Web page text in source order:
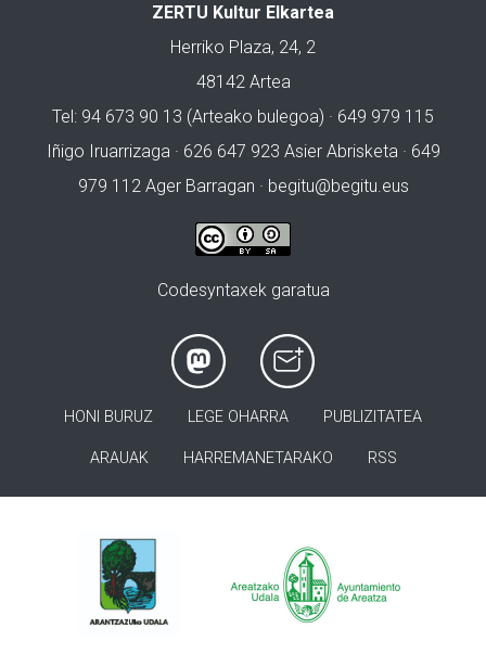
ZERTU Kultur Elkartea
Herriko Plaza, 24, 2
48142 Artea
Tel: 94 673 90 13 (Arteako bulegoa) · 649 979 115
Iñigo Iruarrizaga · 626 647 923 Asier Abrisketa · 649
979 112 Ager Barragan · begitu@begitu.eus
Codesyntaxek garatua
HONI BURUZ LEGE OHARRA PUBLIZITATEA
ARAUAK HARREMANETARAKO RSS